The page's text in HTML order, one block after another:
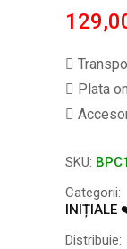
Plata
SKU:
Categorii:
INIȚIALE
Distribuie: